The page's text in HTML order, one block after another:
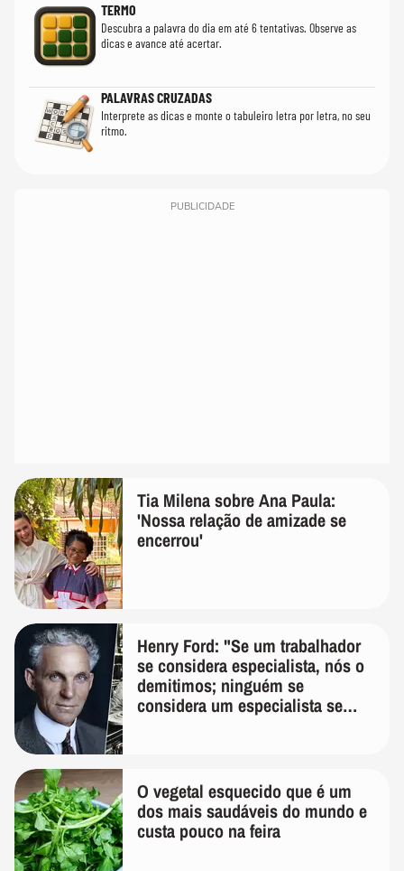
TERMO
Descubra a palavra do dia em até 6 tentativas. Observe as
dicas e avance até acertar.
PALAVRAS CRUZADAS
Interprete as dicas e monte o tabuleiro letra por letra, no seu
ritmo.
PUBLICIDADE
Tia Milena sobre Ana Paula:
'Nossa relação de amizade se
encerrou'
Henry Ford: "Se um trabalhador
se considera especialista, nós o
demitimos; ninguém se
considera um especialista se
O vegetal esquecido que é um
dos mais saudáveis do mundo e
custa pouco na feira